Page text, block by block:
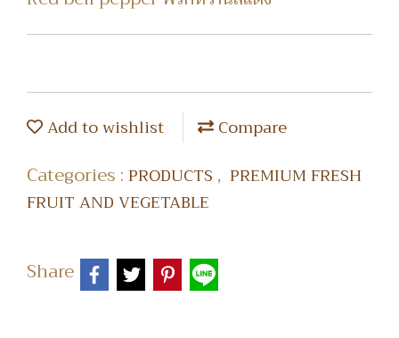
Add to wishlist Compare
Categories :PRODUCTS , PREMIUM FRESH
FRUIT AND VEGETABLE
Share